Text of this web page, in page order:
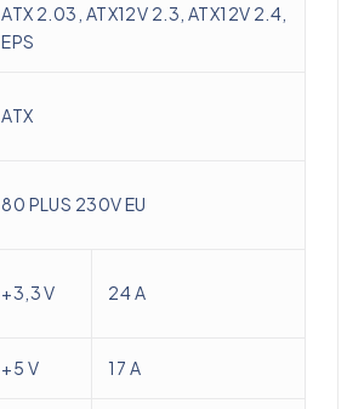
ATX 2.03, ATX12V 2.3, ATX12V 2.4,
EPS
ATX
80 PLUS 230V EU
+3,3 V 24 A
+5 V 17 A